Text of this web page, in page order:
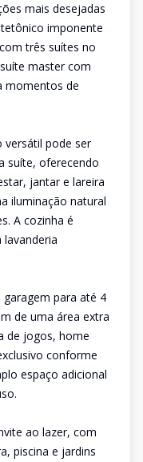
mais desejadas
imponente
três suítes no
master com
momentos de
pode ser
suíte, oferecendo
jantar e lareira
iluminação natural
A cozinha é
para até 4
de uma área extra
de jogos, home
conforme
espaço adicional
ao lazer, com
piscina e jardins